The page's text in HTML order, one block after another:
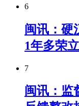
6
闽讯：硬
1年多荣
7
闽讯：监